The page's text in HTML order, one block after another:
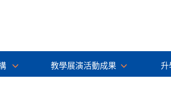
教學展演活動成果 升